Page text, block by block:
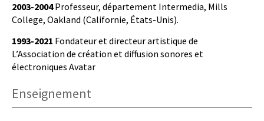
2003-2004Professeur, département Intermedia, Mills
College, Oakland (Californie, États-Unis).
1993-2021 Fondateur et directeur artistique de
L’Association de création et diffusion sonores et
électroniques Avatar
Enseignement